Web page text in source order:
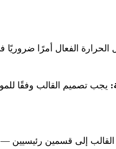
الحرارة الفعال أمرًا
يجب تصميم القالب وفقًا
إلى قسمين رئيسيين